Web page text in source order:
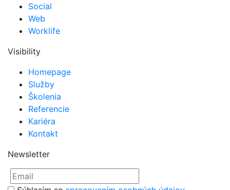
Social
Web
Worklife
Visibility
Homepage
Služby
Školenia
Referencie
Kariéra
Kontakt
Newsletter